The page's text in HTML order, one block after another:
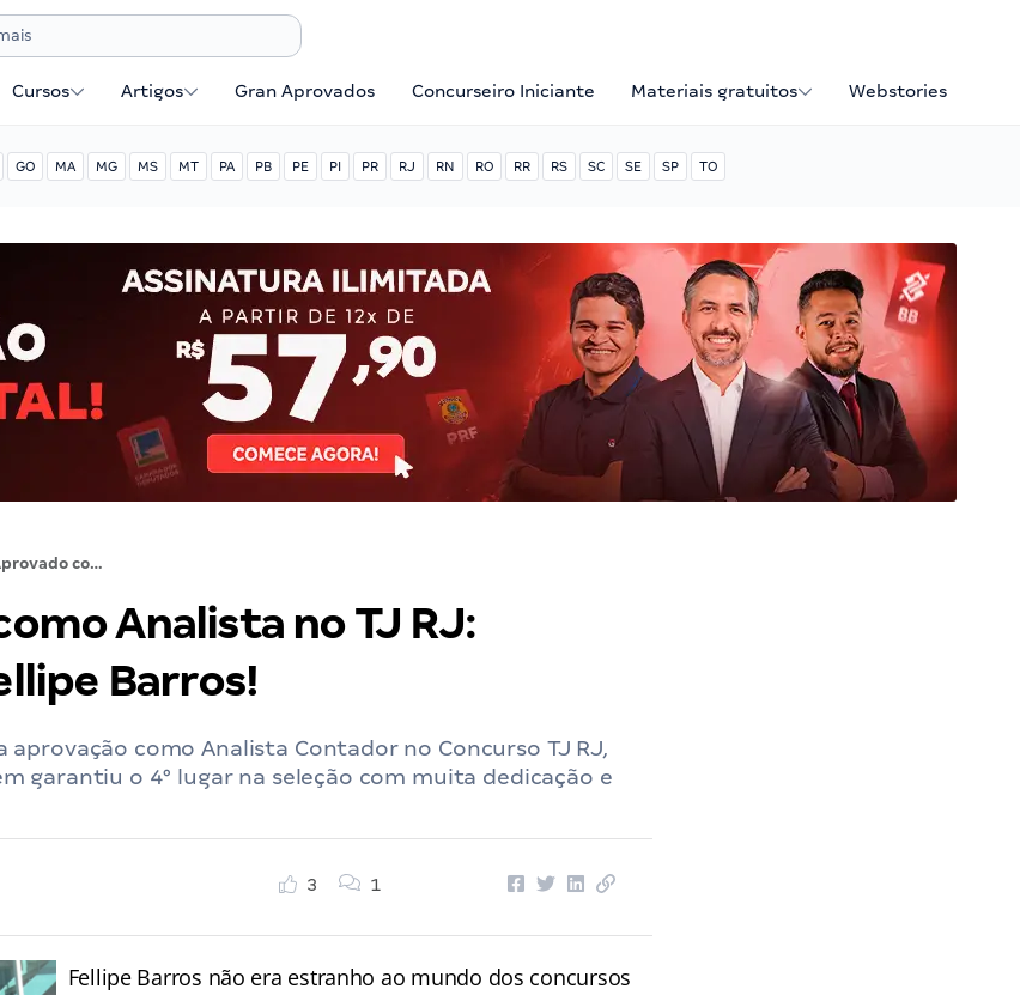
Cursos Artigos Gran Aprovados Concurseiro Iniciante Materiais gratuitos Webstories
GO MA MG MS MT PA PB PE PI PR RJ RN RO RR RS SC SE SP TO
Aprovado como Analista no TJ RJ: conheça Fellipe Barros!
Analista no TJ RJ:
Barros!
aprovação como Analista Contador no Concurso TJ RJ,
garantiu o 4° lugar na seleção com muita dedicação e
3 1
Fellipe Barros não era estranho ao mundo dos concursos